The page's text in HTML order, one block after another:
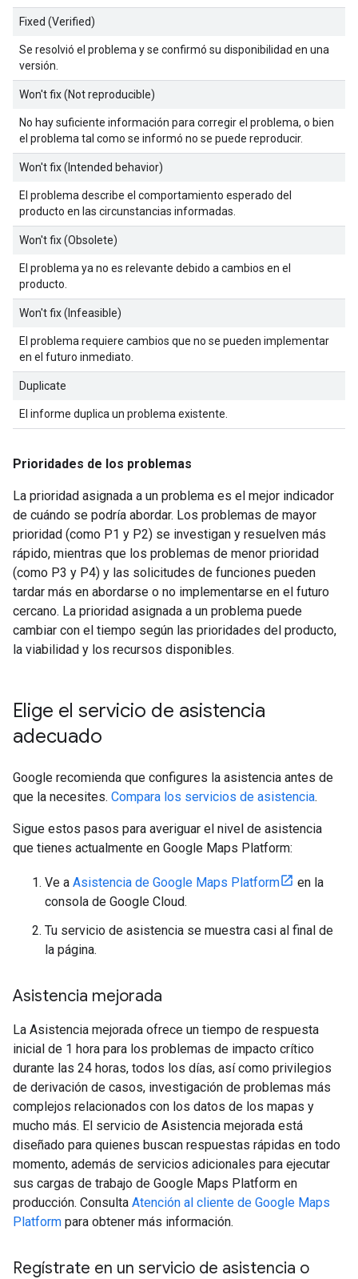
Fixed (Verified)
Se resolvió el problema y se confirmó su disponibilidad en una
versión.
Won't fix (Not reproducible)
No hay suficiente información para corregir el problema, o bien
el problema tal como se informó no se puede reproducir.
Won't fix (Intended behavior)
El problema describe el comportamiento esperado del
producto en las circunstancias informadas.
Won't fix (Obsolete)
El problema ya no es relevante debido a cambios en el
producto.
Won't fix (Infeasible)
El problema requiere cambios que no se pueden implementar
en el futuro inmediato.
Duplicate
El informe duplica un problema existente.
Prioridades de los problemas
La prioridad asignada a un problema es el mejor indicador
de cuándo se podría abordar. Los problemas de mayor
prioridad (como P1 y P2) se investigan y resuelven más
rápido, mientras que los problemas de menor prioridad
(como P3 y P4) y las solicitudes de funciones pueden
tardar más en abordarse o no implementarse en el futuro
cercano. La prioridad asignada a un problema puede
cambiar con el tiempo según las prioridades del producto,
la viabilidad y los recursos disponibles.
Elige el servicio de asistencia
adecuado
Google recomienda que configures la asistencia antes de
que la necesites. Compara los servicios de asistencia.
Sigue estos pasos para averiguar el nivel de asistencia
que tienes actualmente en Google Maps Platform:
Ve a Asistencia de Google Maps Platform
en la
consola de Google Cloud.
Tu servicio de asistencia se muestra casi al final de
la página.
Asistencia mejorada
La Asistencia mejorada ofrece un tiempo de respuesta
inicial de 1 hora para los problemas de impacto crítico
durante las 24 horas, todos los días, así como privilegios
de derivación de casos, investigación de problemas más
complejos relacionados con los datos de los mapas y
mucho más. El servicio de Asistencia mejorada está
diseñado para quienes buscan respuestas rápidas en todo
momento, además de servicios adicionales para ejecutar
sus cargas de trabajo de Google Maps Platform en
producción. Consulta Atención al cliente de Google Maps
Platform para obtener más información.
Regístrate en un servicio de asistencia o